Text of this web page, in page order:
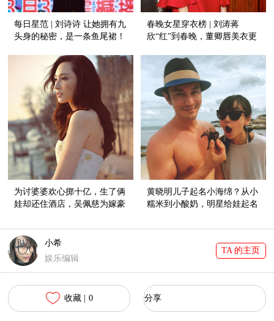
每日星范 | 刘诗诗 让她拥有九
头身的秘密，是一条鱼尾裙！
春晚女星穿衣榜 | 刘涛蒋
欣“红”到春晚，董卿唇美衣更
为讨婆婆欢心掷十亿，生了俩
娃却还住酒店，吴佩慈为嫁豪
黄晓明儿子起名小海绵？从小
糯米到小酸奶，明星给娃起名
小希
娱乐编辑
TA 的主页
收藏 | 0 分享